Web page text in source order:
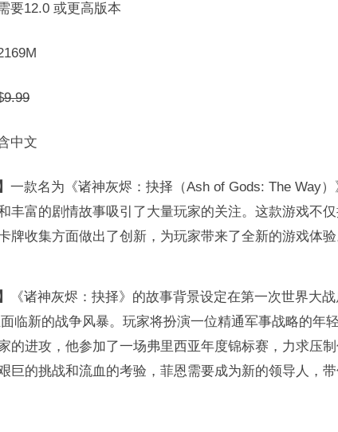
要12.0 或更高版本
9.99
中文
一款名为《诸神灰烬：抉择（Ash of Gods: The Way
丰富的剧情故事吸引了大量玩家的关注。这款游戏不
牌收集方面做出了创新，为玩家带来了全新的游戏体验
《诸神灰烬：抉择》的故事背景设定在第一次世界大
临新的战争风暴。玩家将扮演一位精通军事战略的年
的进攻，他参加了一场弗里西亚年度锦标赛，力求压
巨的挑战和流血的考验，菲恩需要成为新的领导人，